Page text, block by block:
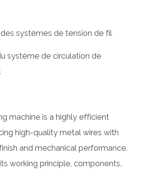
systèmes de tension de fil
système de circulation de
machine is a highly efficient
high-quality metal wires with
and mechanical performance.
working principle, components,